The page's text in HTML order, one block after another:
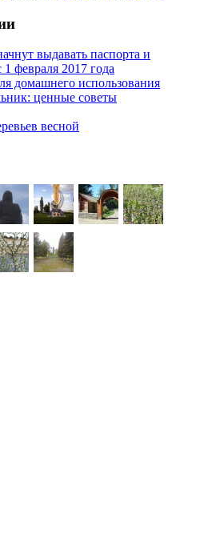
выдавать паспорта и
1 февраля 2017 года
домашнего использования
ценные советы
весной